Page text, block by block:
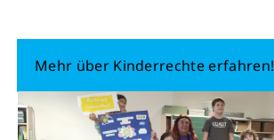
Mehr über Kinderrechte erfahren!